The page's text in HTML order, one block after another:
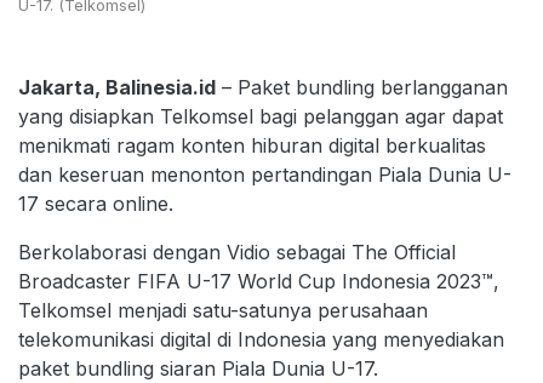
U-17. (Telkomsel)
Jakarta, Balinesia.id – Paket bundling berlangganan
yang disiapkan Telkomsel bagi pelanggan agar dapat
menikmati ragam konten hiburan digital berkualitas
dan keseruan menonton pertandingan Piala Dunia U-
17 secara online.
Berkolaborasi dengan Vidio sebagai The Official
Broadcaster FIFA U-17 World Cup Indonesia 2023™️,
Telkomsel menjadi satu-satunya perusahaan
telekomunikasi digital di Indonesia yang menyediakan
paket bundling siaran Piala Dunia U-17.